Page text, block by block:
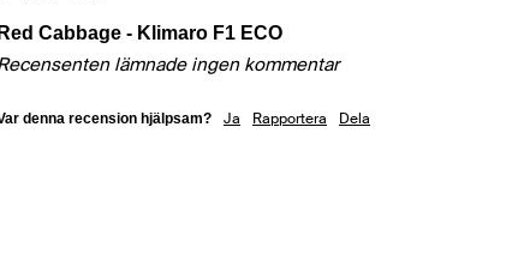
Red Cabbage - Klimaro F1 ECO
lämnade ingen kommentar
denna recension hjälpsam? Ja Rapportera Dela